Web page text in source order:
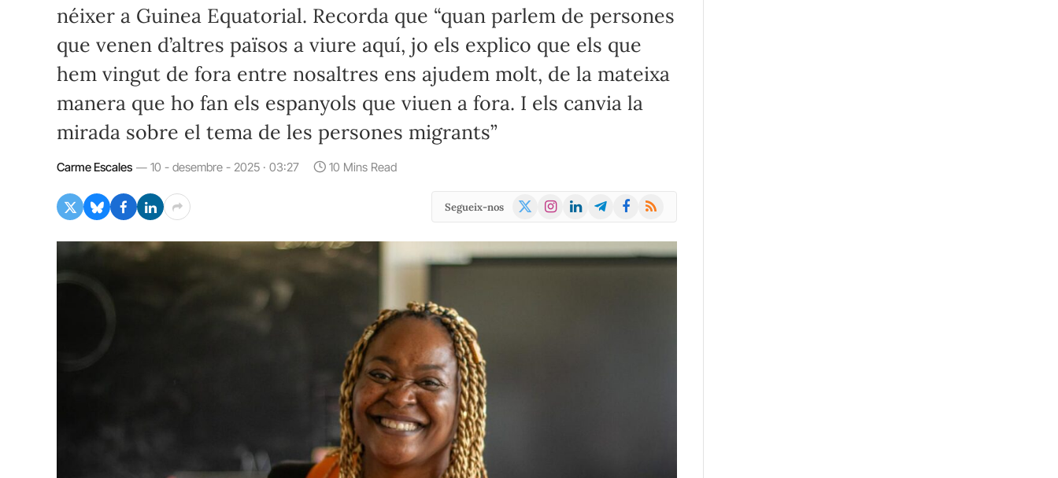
néixer a Guinea Equatorial. Recorda que “quan parlem de persones
que venen d’altres països a viure aquí, jo els explico que els que
hem vingut de fora entre nosaltres ens ajudem molt, de la mateixa
manera que ho fan els espanyols que viuen a fora. I els canvia la
mirada sobre el tema de les persones migrants”
Carme Escales 10 - desembre - 2025 · 03:27 10 Mins Read
Segueix-nos
X
Instagram
LinkedInTelegramFacebook
RSS